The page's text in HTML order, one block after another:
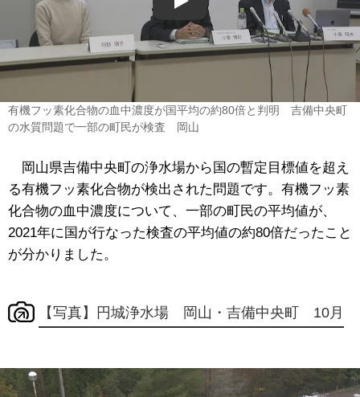
Play
有機フッ素化合物の血中濃度が国平均の約80倍と判明 吉備中央町
の水質問題で一部の町民が検査 岡山
岡山県吉備中央町の浄水場から国の暫定目標値を超え
る有機フッ素化合物が検出された問題です。有機フッ素
化合物の血中濃度について、一部の町民の平均値が、
2021年に国が行なった検査の平均値の約80倍だったこと
が分かりました。
【写真】円城浄水場 岡山・吉備中央町 10月